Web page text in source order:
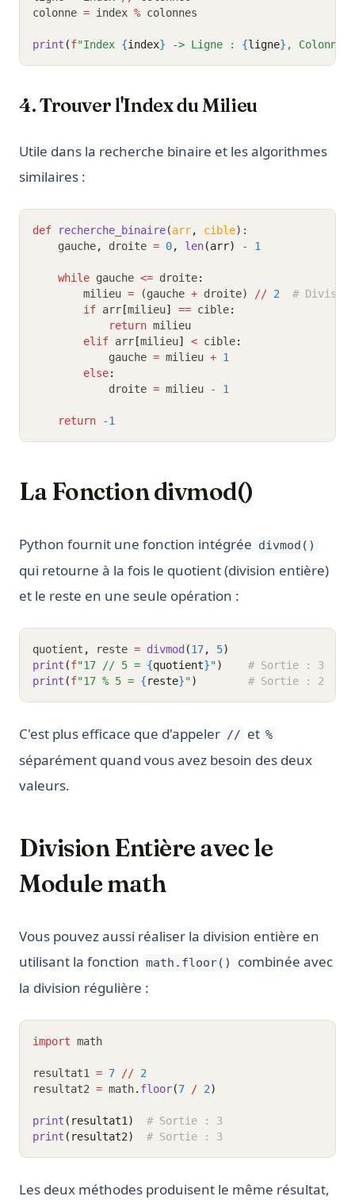
colonne = index % colonnes
print (f"Index {index} -> Ligne : {ligne} ,
4. Trouver l'Index du Milieu
Utile dans la recherche binaire et les algorithmes
similaires :
def recherche_binaire(arr, cible):
    gauche
, droite = 0, len(arr) - 1
while gauche <= droite:
        milieu
= (gauche + droite) // 2
#
if arr [milieu] == cible:
return milieu
elif arr [milieu] < cible:
            gauche
= milieu + 1
else:
            droite
= milieu - 1
return -1
La Fonction divmod()
Python fournit une fonction intégrée divmod()
qui retourne à la fois le quotient (division entière)
et le reste en une seule opération :
quotient , reste = divmod (17, 5)
print (f"17 // 5 = {quotient}")
# Sortie : 3
print (f"17 % 5 = {reste}") # Sortie : 2
C'est plus efficace que d'appeler // et %
séparément quand vous avez besoin des deux
valeurs.
Division Entière avec le
Module math
Vous pouvez aussi réaliser la division entière en
utilisant la fonction math.floor()
combinée avec
la division régulière :
import math
resultat1 = 7 // 2
resultat2 = math. floor(7 / 2)
print (resultat1)
# Sortie : 3
print (resultat2) # Sortie : 3
Les deux méthodes produisent le même résultat,